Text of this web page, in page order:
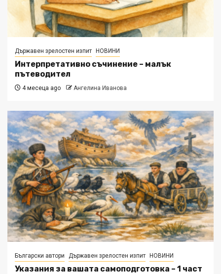
Държавен зрелостен изпит НОВИНИ
Интерпретативно съчинение – малък
пътеводител
4 месеца ago Ангелина Иванова
Български автори Държавен зрелостен изпит НОВИНИ
Указания за вашата самоподготовка – 1 част